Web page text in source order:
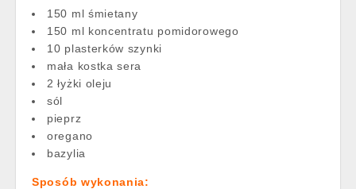
150 ml śmietany
150 ml koncentratu pomidorowego
10 plasterków szynki
mała kostka sera
2 łyżki oleju
sól
pieprz
oregano
bazylia
Sposób wykonania: